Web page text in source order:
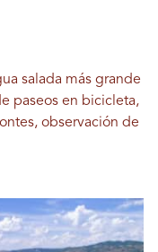
salada más grande
paseos en bicicleta,
observación de